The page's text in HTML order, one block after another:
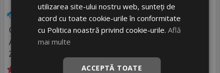
SUV / 4x4
Consum
A
Aderenta C
Zgomot
utilizarea site-ului nostru web, sunteți de
acord cu toate cookie-urile în conformitate
cu Politica noastră privind cookie-urile.Află
mai multe
ACCEPTĂ TOATE